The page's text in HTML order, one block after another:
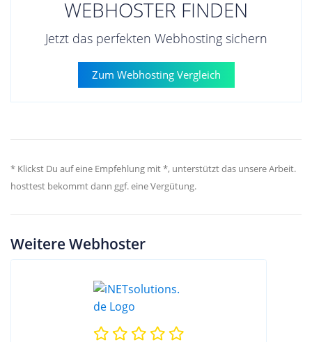
WEBHOSTER FINDEN
Jetzt das perfekten Webhosting sichern
Zum Webhosting Vergleich
* Klickst Du auf eine Empfehlung mit *, unterstützt das unsere Arbeit.
hosttest bekommt dann ggf. eine Vergütung.
Weitere Webhoster